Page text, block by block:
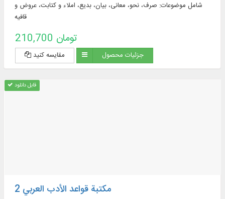
شامل موضوعات: صرف، نحو، معانی، بیان، بدیع، املاء و کتابت، عروض و
قافیه
210,700 تومان
مقایسه کنید جزئیات محصول
قابل دانلود
مكتبة قواعد الأدب العربي 2